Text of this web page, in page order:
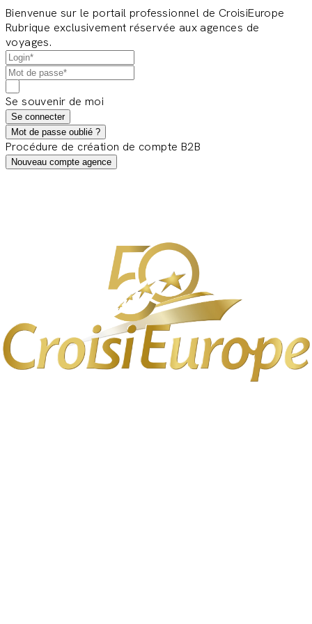
Bienvenue sur le portail professionnel de CroisiEurope
Rubrique exclusivement réservée aux agences de
voyages.
Se souvenir de moi
Se connecter
Mot de passe oublié ?
Procédure de création de compte B2B
Nouveau compte agence